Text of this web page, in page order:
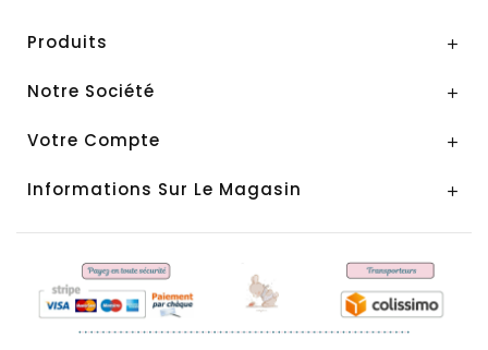
Produits 
Notre Société 
Votre Compte 
Informations Sur Le Magasin 